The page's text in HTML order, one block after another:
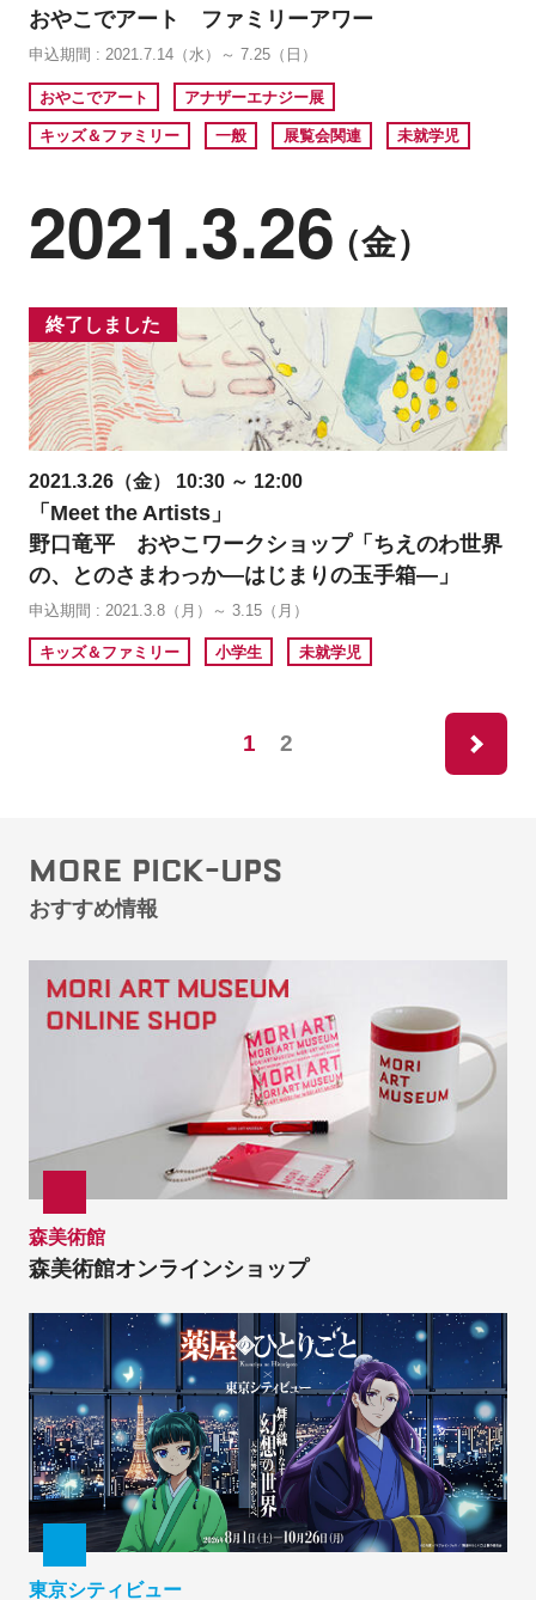
おやこでアート ファミリーアワー
申込期間 : 2021.7.14（水）～ 7.25（日）
おやこでアート アナザーエナジー展
キッズ＆ファミリー 一般 展覧会関連 未就学児
2021.3.26（金）
終了しました
2021.3.26（金） 10:30 ～ 12:00
「Meet the Artists」
野口竜平 おやこワークショップ「ちえのわ世界
の、とのさまわっか―はじまりの玉手箱―」
申込期間 : 2021.3.8（月）～ 3.15（月）
キッズ＆ファミリー 小学生 未就学児
1 2
MORE PICK-UPS
おすすめ情報
森美術館
森美術館オンラインショップ
東京シティビュー